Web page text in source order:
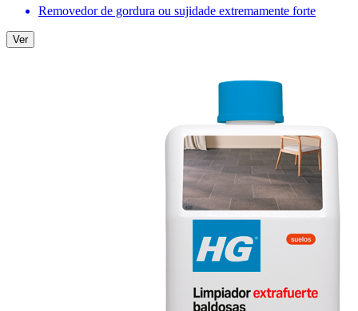
Removedor de gordura ou sujidade extremamente forte
Ver